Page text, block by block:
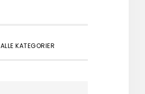
ALLE KATEGORIER